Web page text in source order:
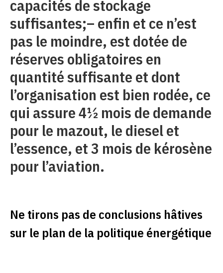
capacités de stockage
suffisantes;– enfin et ce n’est
pas le moindre, est dotée de
réserves obligatoires en
quantité suffisante et dont
l’organisation est bien rodée, ce
qui assure 4½ mois de demande
pour le mazout, le diesel et
l’essence, et 3 mois de kérosène
pour l’aviation.
Ne tirons pas de conclusions hâtives
sur le plan de la politique énergétique